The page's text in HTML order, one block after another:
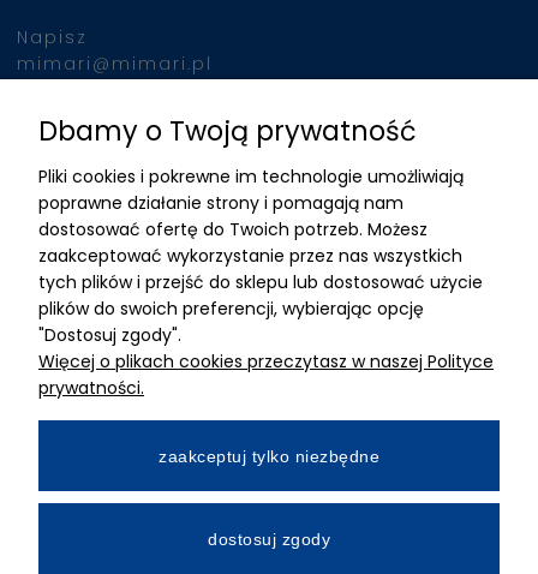
Napisz
mimari@mimari.pl
Znajdziesz nas
ADRES
MIMARI sp z o.o.
ul. Kurkowa 12
50-210 Wrocław
Dane rejestracyjne
NIP:8982325327
Wpłacony w całości
Numer konta bankowego
Dbamy o Twoją prywatność
Pliki cookies i pokrewne im technologie umożliwiają
poprawne działanie strony i pomagają nam
dostosować ofertę do Twoich potrzeb. Możesz
zaakceptować wykorzystanie przez nas wszystkich
tych plików i przejść do sklepu lub dostosować użycie
plików do swoich preferencji, wybierając opcję
"Dostosuj zgody".
Więcej o plikach cookies przeczytasz w naszej Polityce
prywatności.
zaakceptuj tylko niezbędne
dostosuj zgody